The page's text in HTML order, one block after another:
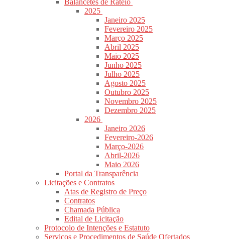
Balancetes de Rateio
2025
Janeiro 2025
Fevereiro 2025
Março 2025
Abril 2025
Maio 2025
Junho 2025
Julho 2025
Agosto 2025
Outubro 2025
Novembro 2025
Dezembro 2025
2026
Janeiro 2026
Fevereiro-2026
Março-2026
Abril-2026
Maio 2026
Portal da Transparência
Licitações e Contratos
Atas de Registro de Preço
Contratos
Chamada Pública
Edital de Licitação
Protocolo de Intenções e Estatuto
Serviços e Procedimentos de Saúde Ofertados